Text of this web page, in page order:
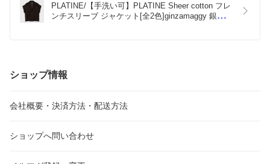
PLATINE/【手洗い可】PLATINE Sheer cotton フレ
ンチスリーブ ジャケット[全2色]ginzamaggy 銀座
ショップ情報
会社概要・決済方法・配送方法
ショップへ問い合わせ